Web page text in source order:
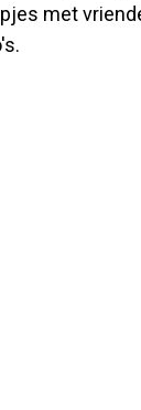
met